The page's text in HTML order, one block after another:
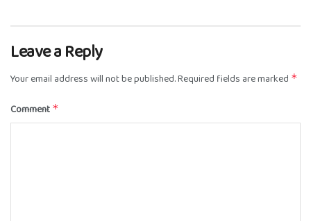
Leave a Reply
Your email address will not be published.Required fields are marked *
Comment *